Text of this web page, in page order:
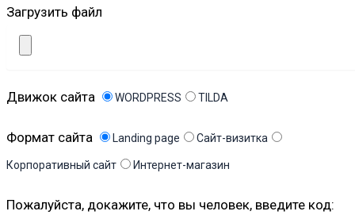
Загрузить файл
Движок сайта WORDPRESS TILDA
Формат сайта Landing page Сайт-визитка
Корпоративный сайт Интернет-магазин
Пожалуйста, докажите, что вы человек, введите код: